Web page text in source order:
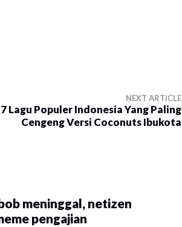
NEXT ARTICLE
​7 Lagu Populer Indonesia Yang Paling
Cengeng Versi Coconuts Ibukota
meninggal, netizen
pengajian